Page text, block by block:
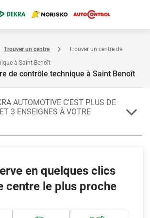
Trouver un centre
Trouver un centre de
à Saint-Benoît
de contrôle technique à Saint Benoît
AUTOMOTIVE C'EST PLUS DE
3 ENSEIGNES À VOTRE
charge le contrôle de votre véhicule de
utilitaire, de votre camping-car ou de
aussi le contrôle technique
sélectionner ici les centres en fonction du
en quelques clics
centre le plus proche